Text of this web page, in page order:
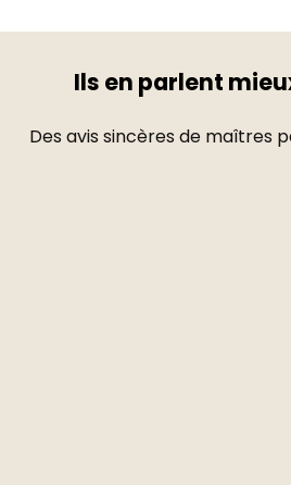
Ils en parlent
Des avis sincères de maîtres